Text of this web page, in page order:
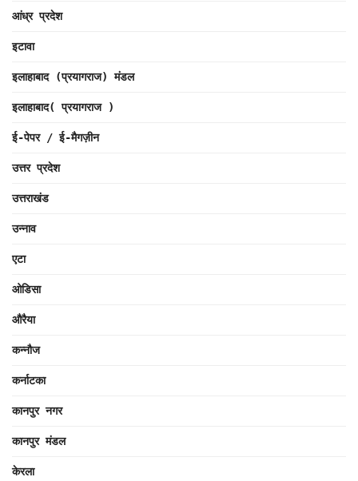
आंध्र प्रदेश
इटावा
इलाहाबाद (प्रयागराज) मंडल
इलाहाबाद( प्रयागराज )
ई-पेपर / ई-मैगज़ीन
उत्तर प्रदेश
उत्तराखंड
उन्नाव
एटा
ओडिसा
औरैया
कन्नौज
कर्नाटका
कानपुर नगर
कानपुर मंडल
केरला